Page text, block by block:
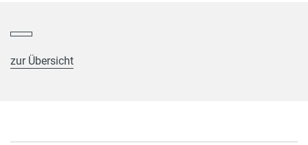
zur Übersicht